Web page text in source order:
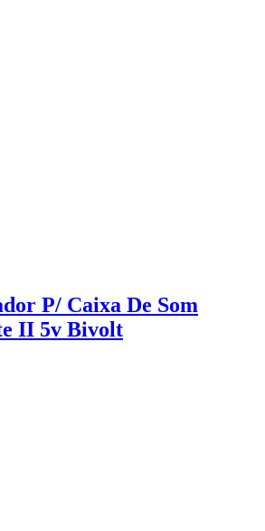
P/ Caixa De Som
II 5v Bivolt